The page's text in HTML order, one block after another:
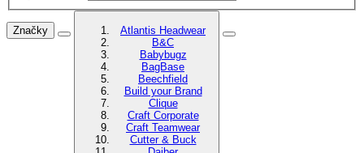
Značky
Atlantis Headwear
B&C
Babybugz
BagBase
Beechfield
Build your Brand
Clique
Craft Corporate
Craft Teamwear
Cutter & Buck